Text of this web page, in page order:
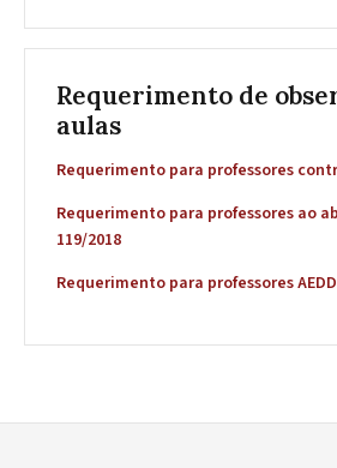
Requerimento de
aulas
Requerimento para professores
Requerimento para professores ao
119/2018
Requerimento para professores AEDD